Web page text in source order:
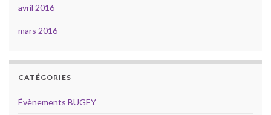
avril 2016
mars 2016
CATÉGORIES
Évènements BUGEY